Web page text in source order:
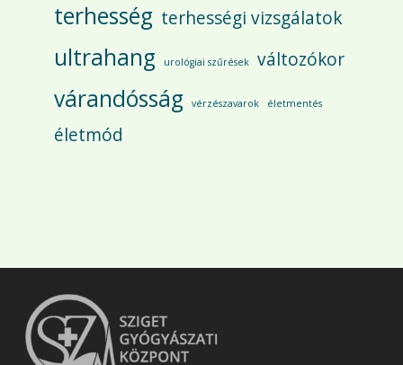
terhesség terhességi vizsgálatok
ultrahang urológiai szűrések változókor
várandósság vérzészavarok életmentés
életmód